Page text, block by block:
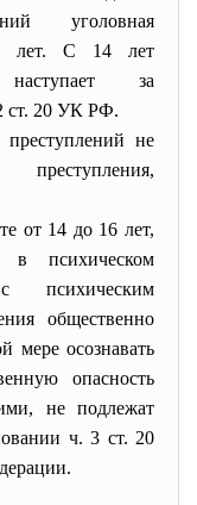
уголовная
лет. С 14 лет
наступает за
ст. 20 УК РФ.
не
от 14 до 16 лет,
в психическом
психическим
общественно
мере осознавать
опасность
не подлежат
ч. 3 ст. 20